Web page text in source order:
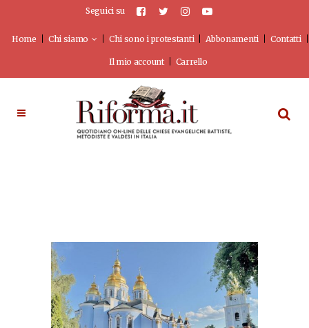
Seguici su
Home Chi siamo Chi sono i protestanti Abbonamenti Contatti
Il mio account Carrello